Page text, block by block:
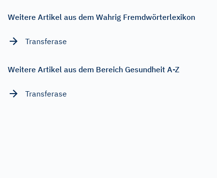
Weitere Artikel aus dem Wahrig Fremdwörterlexikon
Transferase
Weitere Artikel aus dem Bereich Gesundheit A-Z
Transferase